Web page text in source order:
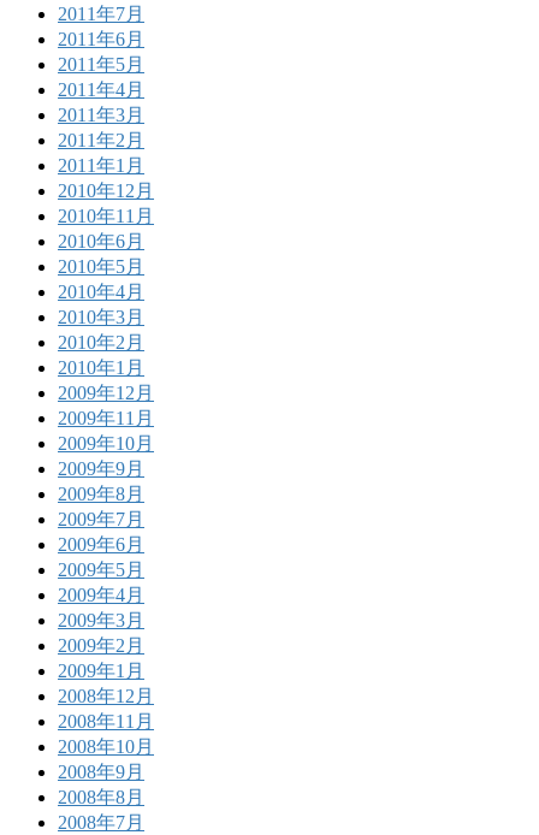
2011年7月
2011年6月
2011年5月
2011年4月
2011年3月
2011年2月
2011年1月
2010年12月
2010年11月
2010年6月
2010年5月
2010年4月
2010年3月
2010年2月
2010年1月
2009年12月
2009年11月
2009年10月
2009年9月
2009年8月
2009年7月
2009年6月
2009年5月
2009年4月
2009年3月
2009年2月
2009年1月
2008年12月
2008年11月
2008年10月
2008年9月
2008年8月
2008年7月